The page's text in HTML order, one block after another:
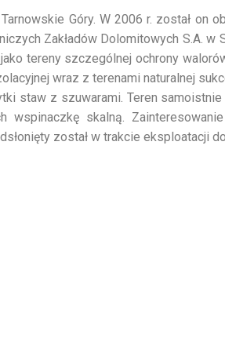
Góry. W 2006 r. został on
Zakładów Dolomitowych S.A. w
tereny szczególnej ochrony
wraz z terenami naturalnej
staw z szuwarami. Teren
wspinaczkę skalną.
został w trakcie eksploatacji